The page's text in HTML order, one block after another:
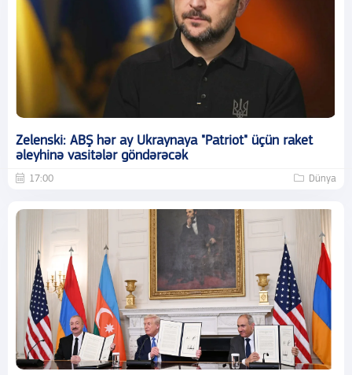
Zelenski: ABŞ hər ay Ukraynaya "Patriot" üçün raket
əleyhinə vasitələr göndərəcək
17:00 Dünya